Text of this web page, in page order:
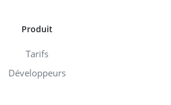
Produit
Tarifs
Développeurs